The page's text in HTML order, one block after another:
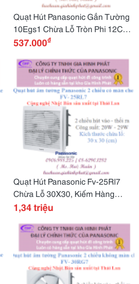
Quạt Hút Panasonic Gắn Tường
10Egs1 Chừa Lỗ Tròn Phi 12Cm,
Có Sẵn Tại Kho Ghp
537.000₫
Quạt Hút Panasonic Fv-25Rl7
Chừa Lỗ 30X30, Kiếm Hàng
Hiếm Hãy Đến Gia Hinh Phát
1,34 triệu